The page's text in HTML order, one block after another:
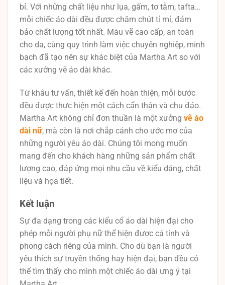
bỉ. Với những chất liệu như lụa, gấm, tơ tằm, tafta…
mỗi chiếc áo dài đều được chăm chút tỉ mỉ, đảm
bảo chất lượng tốt nhất. Màu vẽ cao cấp, an toàn
cho da, cùng quy trình làm việc chuyên nghiệp, minh
bạch đã tạo nên sự khác biệt của Martha Art so với
các xưởng vẽ áo dài khác.
Từ khâu tư vấn, thiết kế đến hoàn thiện, mỗi bước
đều được thực hiện một cách cẩn thận và chu đáo.
Martha Art không chỉ đơn thuần là một xưởng vẽ áo
dài nữ, mà còn là nơi chắp cánh cho ước mơ của
những người yêu áo dài. Chúng tôi mong muốn
mang đến cho khách hàng những sản phẩm chất
lượng cao, đáp ứng mọi nhu cầu về kiểu dáng, chất
liệu và họa tiết.
Kết luận
Sự đa dạng trong các kiểu cổ áo dài hiện đại cho
phép mỗi người phụ nữ thể hiện được cá tính và
phong cách riêng của mình. Cho dù bạn là người
yêu thích sự truyền thống hay hiện đại, bạn đều có
thể tìm thấy cho mình một chiếc áo dài ưng ý tại